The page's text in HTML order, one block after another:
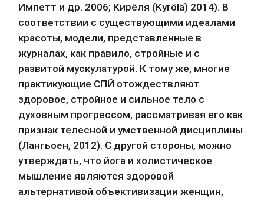
Импетт и др. 2006; Кирёля (Kyrölä) 2014). В
соответствии с существующими идеалами
красоты, модели, представленные в
журналах, как правило, стройные и с
развитой мускулатурой. К тому же, многие
практикующие СПЙ отождествляют
здоровое, стройное и сильное тело с
духовным прогрессом, рассматривая его как
признак телесной и умственной дисциплины
(Лангьоен, 2012). С другой стороны, можно
утверждать, что йога и холистическое
мышление являются здоровой
альтернативой объективизации женщин,